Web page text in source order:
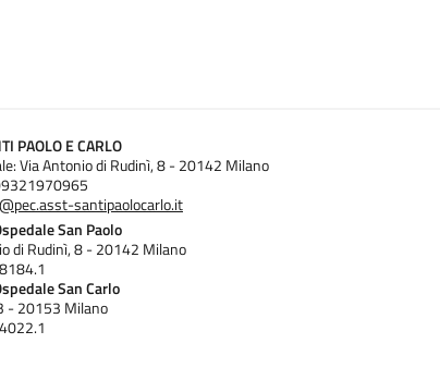
PAOLO E CARLO
Via Antonio di Rudinì, 8 - 20142 Milano
santipaolocarlo.it
San Paolo
di Rudinì, 8 - 20142 Milano
San Carlo
- 20153 Milano